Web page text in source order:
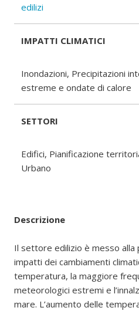
edilizi
IMPATTI CLIMATICI
Inondazioni, Precipitazioni
estreme e ondate di calore
SETTORI
Edifici, Pianificazione
Urbano
Descrizione
Il settore edilizio è messo alla
impatti dei cambiamenti
temperatura, la maggiore
meteorologici estremi e
mare. L’aumento delle